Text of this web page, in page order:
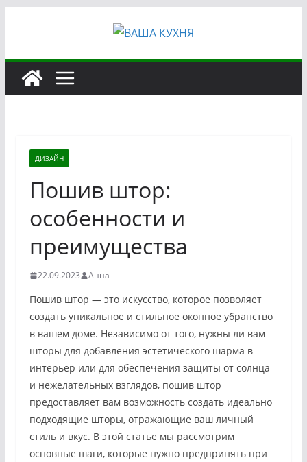
ДИЗАЙН
Пошив штор:
особенности и
преимущества
22.09.2023 Анна
Пошив штор — это искусство, которое позволяет
создать уникальное и стильное оконное убранство
в вашем доме. Независимо от того, нужны ли вам
шторы для добавления эстетического шарма в
интерьер или для обеспечения защиты от солнца
и нежелательных взглядов, пошив штор
предоставляет вам возможность создать идеально
подходящие шторы, отражающие ваш личный
стиль и вкус. В этой статье мы рассмотрим
основные шаги, которые нужно предпринять при